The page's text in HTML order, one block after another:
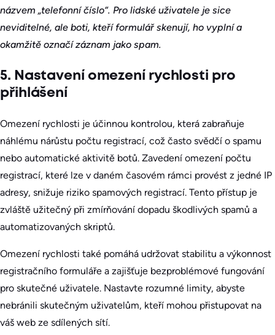
názvem „telefonní číslo“. Pro lidské uživatele je sice
neviditelné, ale boti, kteří formulář skenují, ho vyplní a
okamžitě označí záznam jako spam.
5. Nastavení omezení rychlosti pro
přihlášení
Omezení rychlosti je účinnou kontrolou, která zabraňuje
náhlému nárůstu počtu registrací, což často svědčí o spamu
nebo automatické aktivitě botů. Zavedení omezení počtu
registrací, které lze v daném časovém rámci provést z jedné IP
adresy, snižuje riziko spamových registrací. Tento přístup je
zvláště užitečný při zmírňování dopadu škodlivých spamů a
automatizovaných skriptů.
Omezení rychlosti také pomáhá udržovat stabilitu a výkonnost
registračního formuláře a zajišťuje bezproblémové fungování
pro skutečné uživatele. Nastavte rozumné limity, abyste
nebránili skutečným uživatelům, kteří mohou přistupovat na
váš web ze sdílených sítí.